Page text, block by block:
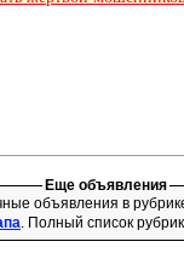
Еще объявления
объявления в
. Полный список